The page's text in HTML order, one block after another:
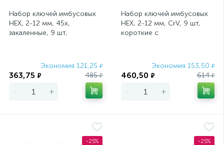
Набор ключей имбусовых
HEX, 2-12 мм, 45x,
закаленные, 9 шт,
Экономия 121,25 ₽
363,75 ₽ 485₽
- +
Набор ключей имбусовых
HEX, 2-12 мм, CrV, 9 шт,
короткие с
Экономия 153,50 ₽
460,50 ₽ 614₽
- +
-25% -25%